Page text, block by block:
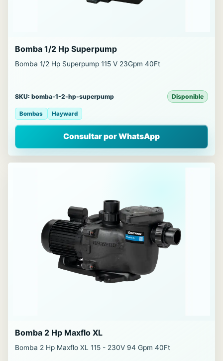
Bomba 1/2 Hp Superpump
Bomba 1/2 Hp Superpump 115 V 23Gpm 40Ft
SKU: bomba-1-2-hp-superpump Disponible
Bombas Hayward
Consultar por WhatsApp
Bomba 2 Hp Maxflo XL
Bomba 2 Hp Maxflo XL 115 - 230V 94 Gpm 40Ft